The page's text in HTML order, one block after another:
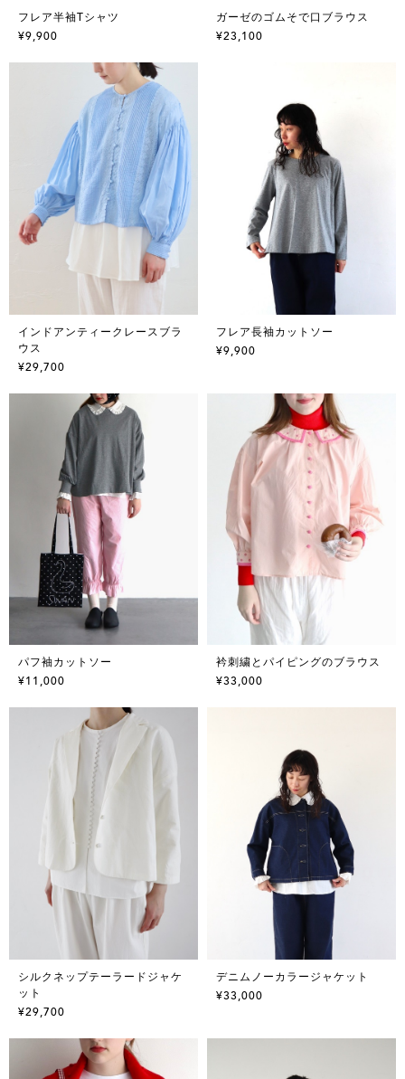
フレア半袖Tシャツ
¥9,900
ガーゼのゴムそで口ブラウス
¥23,100
インドアンティークレースブラ
ウス
¥29,700
フレア長袖カットソー
¥9,900
パフ袖カットソー
¥11,000
衿刺繍とパイピングのブラウス
¥33,000
シルクネップテーラードジャケ
ット
¥29,700
デニムノーカラージャケット
¥33,000